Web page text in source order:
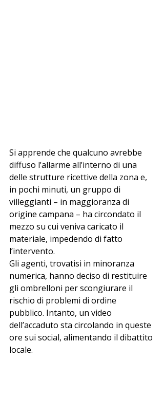
Si apprende che qualcuno avrebbe
diffuso l’allarme all’interno di una
delle strutture ricettive della zona e,
in pochi minuti, un gruppo di
villeggianti – in maggioranza di
origine campana – ha circondato il
mezzo su cui veniva caricato il
materiale, impedendo di fatto
l’intervento.
Gli agenti, trovatisi in minoranza
numerica, hanno deciso di restituire
gli ombrelloni per scongiurare il
rischio di problemi di ordine
pubblico. Intanto, un video
dell’accaduto sta circolando in queste
ore sui social, alimentando il dibattito
locale.